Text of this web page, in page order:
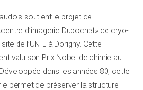
soutient le projet de
d’imagerie Dubochet» de cryo-
de l’UNIL à Dorigny. Cette
valu son Prix Nobel de chimie au
dans les années 80, cette
permet de préserver la structure